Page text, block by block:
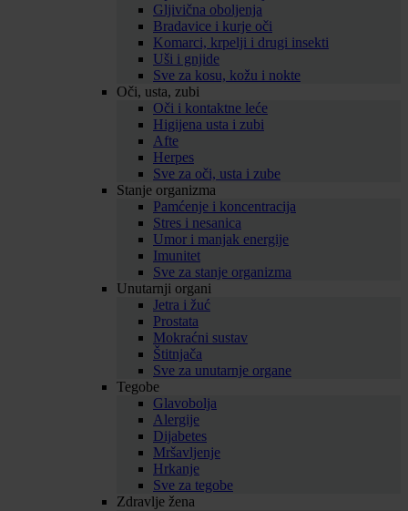
Gljivična oboljenja
Bradavice i kurje oči
Komarci, krpelji i drugi insekti
Uši i gnjide
Sve za kosu, kožu i nokte
Oči, usta, zubi
Oči i kontaktne leće
Higijena usta i zubi
Afte
Herpes
Sve za oči, usta i zube
Stanje organizma
Pamćenje i koncentracija
Stres i nesanica
Umor i manjak energije
Imunitet
Sve za stanje organizma
Unutarnji organi
Jetra i žuć
Prostata
Mokraćni sustav
Štitnjača
Sve za unutarnje organe
Tegobe
Glavobolja
Alergije
Dijabetes
Mršavljenje
Hrkanje
Sve za tegobe
Zdravlje žena